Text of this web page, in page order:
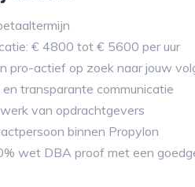
€ 4800 tot € 5600 per uur
pro-actief op zoek naar jouw
en transparante communicatie
van opdrachtgevers
binnen Propylon
wet DBA proof met een